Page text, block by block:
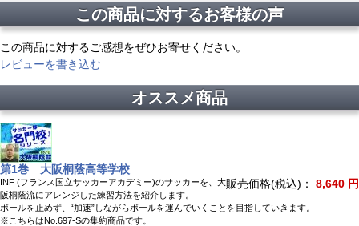
この商品に対するお客様の声
この商品に対するご感想をぜひお寄せください。
レビューを書き込む
オススメ商品
第1巻 大阪桐蔭高等学校
販売価格(税込)：
8,640 円
INF (フランス国立サッカーアカデミー)のサッカーを、大
阪桐蔭流にアレンジした練習方法を紹介します。
ボールを止めず、“加速”しながらボールを運んでいくことを目指していきます。
※こちらはNo.697-Sの集約商品です。